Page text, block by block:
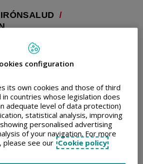
/
COMPARTIR
cuenta llega
configuration
its own cookies and those of third
countries whose legislation does
adequate level of data protection)
statistical analysis, improving
personalised advertising
of your navigation. For more
please see our Cookie policy